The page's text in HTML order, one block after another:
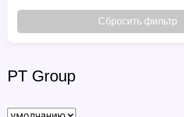
Сбросить фильтр
PT Group